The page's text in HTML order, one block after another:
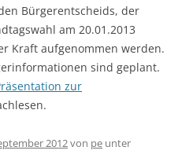
Bürgerentscheids, der
am 20.01.2013
Kraft aufgenommen werden.
sind geplant.
zur
2012von pe unter